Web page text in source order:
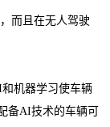
而且在无人驾驶
机器学习使车辆
备AI技术的车辆可